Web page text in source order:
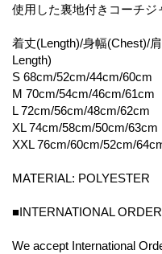
使用した裏地付きコーチジ
着丈(Length)/身幅(Chest)/
Length)
S 68cm/52cm/44cm/60cm
M 70cm/54cm/46cm/61cm
L 72cm/56cm/48cm/62cm
XL 74cm/58cm/50cm/63cm
XXL 76cm/60cm/52cm/
MATERIAL: POLYESTER
■INTERNATIONAL
We accept International